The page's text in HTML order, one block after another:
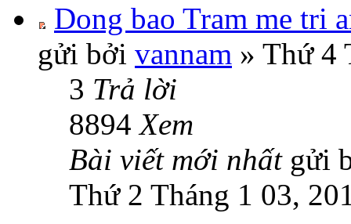
Dong bao Tram me tri
gửi bởi vannam » Thứ 4
3 Trả lời
8894Xem
Bài viết mới nhất gửi
Thứ 2 Tháng 1 03,